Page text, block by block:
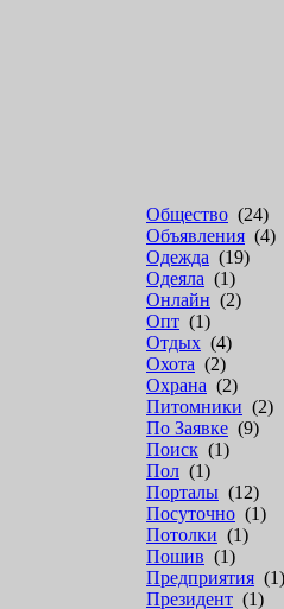
Общество (24)
Объявления (4)
Одежда (19)
Одеяла (1)
Онлайн (2)
Опт (1)
Отдых (4)
Охота (2)
Охрана (2)
Питомники (2)
По Заявке (9)
Поиск (1)
Пол (1)
Порталы (12)
Посуточно (1)
Потолки (1)
Пошив (1)
Предприятия (1)
Президент (1)